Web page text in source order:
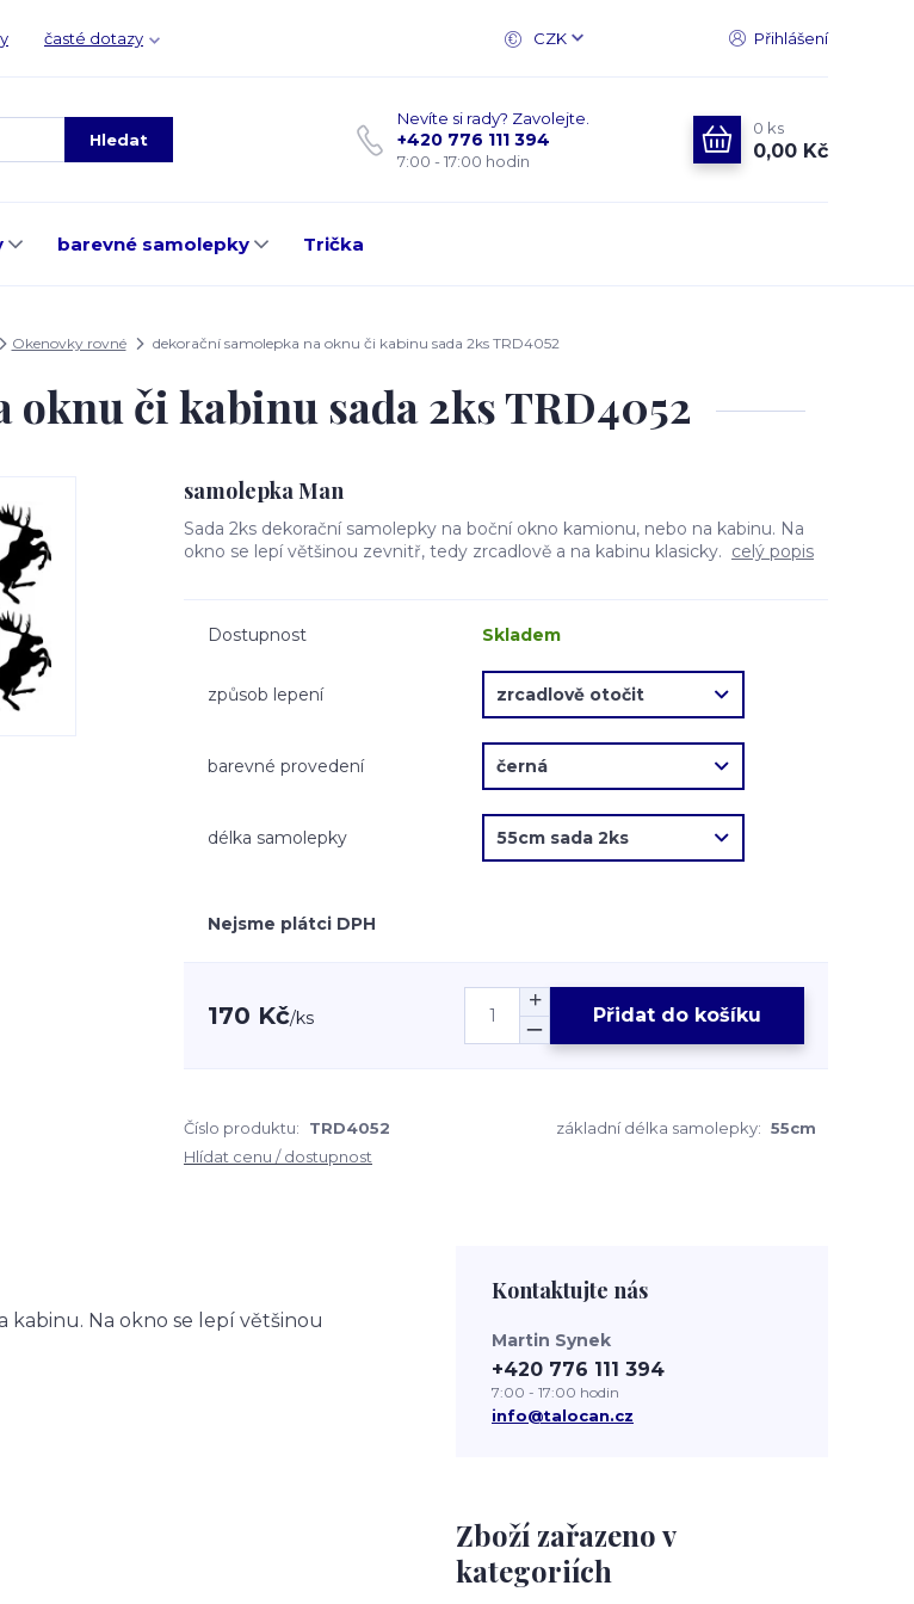
časté dotazy CZK Přihlášení
Hledat
Nevíte si rady? Zavolejte.
+420 776 111 394
7:00 - 17:00 hodin
0 ks
0,00 Kč
barevné samolepky Trička
Okenovky rovné dekorační samolepka na oknu či kabinu sada 2ks TRD4052
či kabinu sada 2ks TRD4052
samolepka Man
Sada 2ks dekorační samolepky na boční okno kamionu, nebo na kabinu. Na
okno se lepí většinou zevnitř, tedy zrcadlově a na kabinu klasicky. celý popis
Dostupnost Skladem
způsob lepení
barevné provedení
délka samolepky
Nejsme plátci DPH
170 Kč/ks Přidat do košíku
Číslo produktu: TRD4052 základní délka samolepky: 55cm
Hlídat cenu / dostupnost
kabinu. Na okno se lepí většinou
Zboží zařazeno v
kategoriích
Kontaktujte nás
Martin Synek
+420 776 111 394
7:00 - 17:00 hodin
info@talocan.cz